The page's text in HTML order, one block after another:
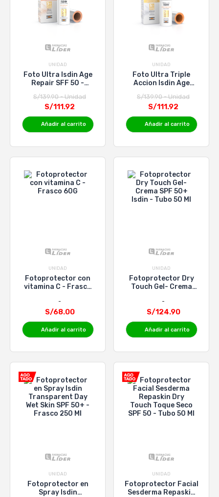
UNIDAD
Foto Ultra Isdin Age
Repair SFF 50 -
S/139.90 - Unidad
S/111.92
Añadir al carrito
UNIDAD
Foto Ultra Triple
Accion Isdin Age
Frasco 50 ML
S/139.90 - Unidad
S/111.92
Añadir al carrito
UNIDAD
Fotoprotector con
vitamina C - Frasco
S/68.00
Añadir al carrito
UNIDAD
Fotoprotector Dry
Touch Gel- Crema
50 Ml
S/124.90
Añadir al carrito
UNIDAD
Fotoprotector en
Spray Isdin
UNIDAD
Fotoprotector Facial
Sesderma Repaskin